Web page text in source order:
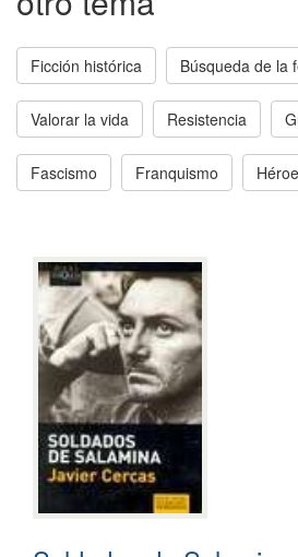
Ficción histórica Búsqueda de la
Valorar la vida Resistencia
Fascismo Franquismo